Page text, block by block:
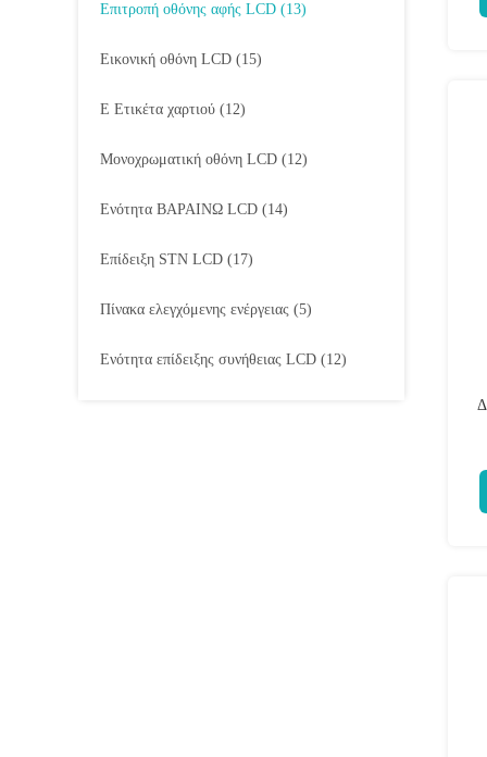
Επιτροπή οθόνης αφής LCD (13)
Εικονική οθόνη LCD (15)
Ε Ετικέτα χαρτιού (12)
Μονοχρωματική οθόνη LCD (12)
Ενότητα ΒΑΡΑΙΝΩ LCD (14)
Επίδειξη STN LCD (17)
Πίνακα ελεγχόμενης ενέργειας (5)
Ενότητα επίδειξης συνήθειας LCD (12)